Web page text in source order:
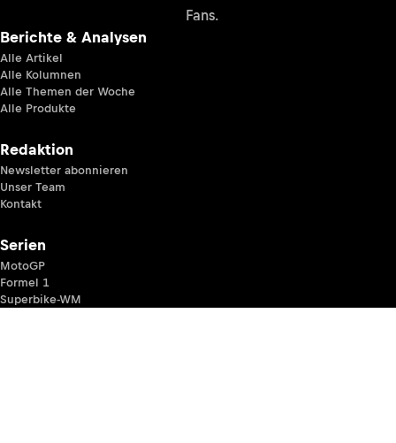
Fans.
Berichte & Analysen
Alle Artikel
Alle Kolumnen
Alle Themen der Woche
Alle Produkte
Redaktion
Newsletter abonnieren
Unser Team
Kontakt
Serien
MotoGP
Formel 1
Superbike-WM